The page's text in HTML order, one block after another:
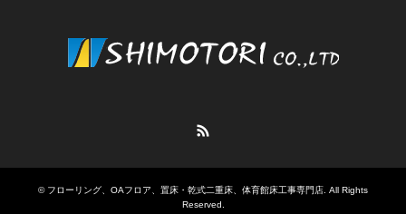
© フローリング、OAフロア、置床・乾式二重床、体育館床工事専門店. All Rights
Reserved.